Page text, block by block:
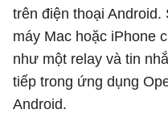
trên điện thoại
máy Mac hoặc iPhone
như một relay và tin
tiếp trong ứng dụng
Android.